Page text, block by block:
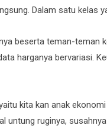
Dalam satu kelas
beserta teman-teman
harganya bervariasi.
kita kan anak
untung ruginya,